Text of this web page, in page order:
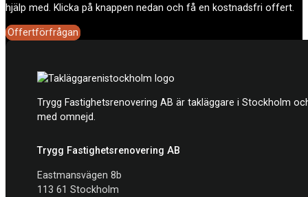
hjälp med. Klicka på knappen nedan och få en kostnadsfri offert.
Offertförfrågan
Trygg Fastighetsrenovering AB är takläggare i Stockholm
med omnejd.
Trygg Fastighetsrenovering AB
Eastmansvägen 8b
113 61 Stockholm